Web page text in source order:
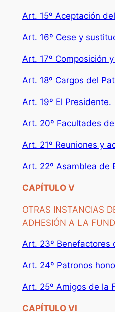
Art. 15º Aceptación
Art. 16º Cese y
Art. 17º Composición
Art. 18º Cargos del
Art. 19º El Presidente.
Art. 20º Facultades
Art. 21º Reuniones y
Art. 22º Asamblea de
CAPÍTULO V
OTRAS INSTANCIAS
ADHESIÓN A LA
Art. 23º Benefactores
Art. 24º Patronos
Art. 25º Amigos de la
CAPÍTULO VI